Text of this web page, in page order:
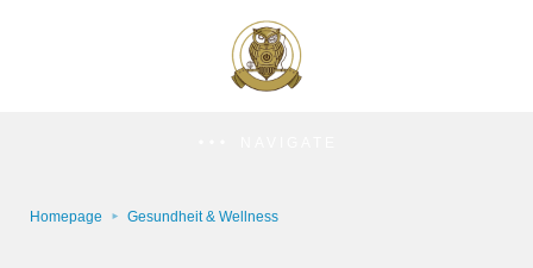
Homepage Gesundheit & Wellness